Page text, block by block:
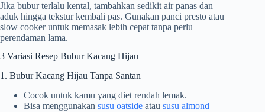
Jika bubur terlalu kental, tambahkan sedikit air panas dan
aduk hingga tekstur kembali pas. Gunakan panci presto atau
slow cooker untuk memasak lebih cepat tanpa perlu
perendaman lama.
3 Variasi Resep Bubur Kacang Hijau
1. Bubur Kacang Hijau Tanpa Santan
Cocok untuk kamu yang diet rendah lemak.
Bisa menggunakan susu oatside atau susu almond